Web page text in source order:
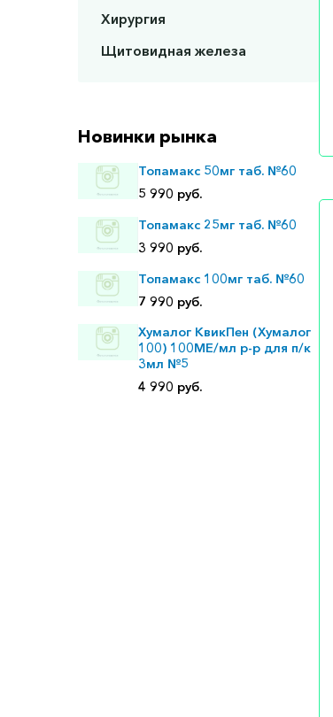
Хирургия
Щитовидная железа
Новинки рынка
Топамакс 50мг таб. №60
5 990 руб.
Топамакс 25мг таб. №60
3 990 руб.
Топамакс 100мг таб. №60
7 990 руб.
Хумалог КвикПен (Хумалог
100) 100МЕ/мл р-р для п/к
3мл №5
4 990 руб.